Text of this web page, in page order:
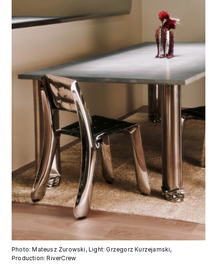
Photo: Mateusz Żurowski, Light: Grzegorz Kurzejamski,
Production: RiverCrew